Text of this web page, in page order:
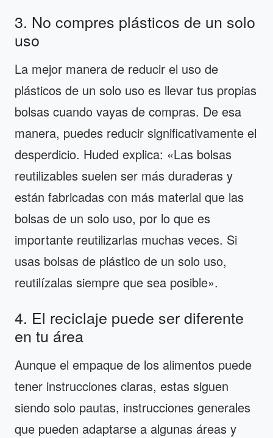
3. No compres plásticos de un solo
uso
La mejor manera de reducir el uso de
plásticos de un solo uso es llevar tus propias
bolsas cuando vayas de compras. De esa
manera, puedes reducir significativamente el
desperdicio. Huded explica: «Las bolsas
reutilizables suelen ser más duraderas y
están fabricadas con más material que las
bolsas de un solo uso, por lo que es
importante reutilizarlas muchas veces. Si
usas bolsas de plástico de un solo uso,
reutilízalas siempre que sea posible».
4. El reciclaje puede ser diferente
en tu área
Aunque el empaque de los alimentos puede
tener instrucciones claras, estas siguen
siendo solo pautas, instrucciones generales
que pueden adaptarse a algunas áreas y